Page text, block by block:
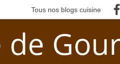
Tous nos blogs cuisine
de